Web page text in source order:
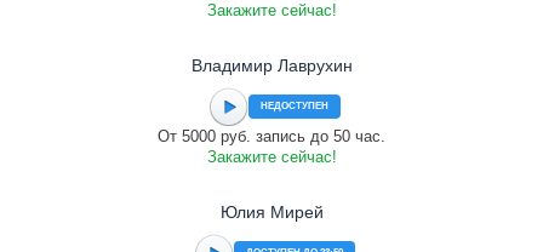
Закажите сейчас!
Владимир Лаврухин
НЕДОСТУПЕН
От 5000 руб. запись до 50 час.
Закажите сейчас!
Юлия Мирей